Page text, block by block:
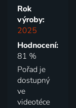
Rok
výroby:
2025
Hodnocení:
81 %
Pořad je
dostupný
ve
videotéce